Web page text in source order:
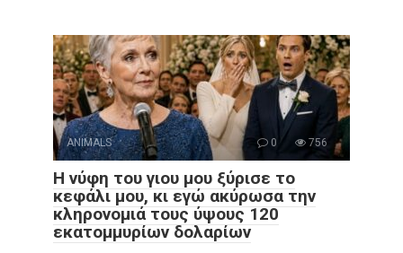
ANIMALS 0 756
Η νύφη του γιου μου ξύρισε το
κεφάλι μου, κι εγώ ακύρωσα την
κληρονομιά τους ύψους 120
εκατομμυρίων δολαρίων